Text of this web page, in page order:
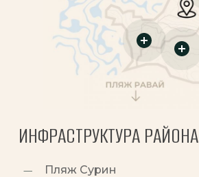
ИНФРАСТРУКТУРА РАЙОНА
Пляж Сурин